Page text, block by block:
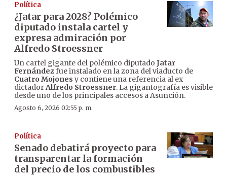
Política
¿Jatar para 2028? Polémico
diputado instala cartel y
expresa admiración por
Alfredo Stroessner
Un cartel gigante del polémico diputado Jatar
Fernándezfue instalado en la zona del viaducto de
Cuatro Mojones y contiene una referencia al ex
dictadorAlfredo Stroessner. La gigantografía es visible
desde uno de los principales accesos a Asunción.
Agosto 6, 2026 02:55 p. m.
Política
Senado debatirá proyecto para
transparentar la formación
del precio de los combustibles